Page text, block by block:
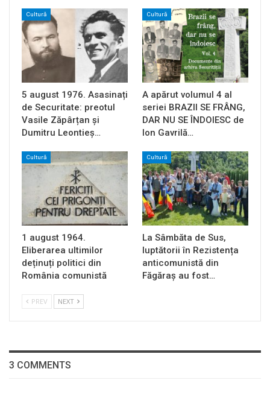
Cultură
5 august 1976. Asasinați
de Securitate: preotul
Vasile Zăpârțan și
Dumitru Leontieș…
Cultură
A apărut volumul 4 al
seriei BRAZII SE FRÂNG,
DAR NU SE ÎNDOIESC de
Ion Gavrilă…
Cultură
1 august 1964.
Eliberarea ultimilor
deținuți politici din
România comunistă
Cultură
La Sâmbăta de Sus,
luptătorii în Rezistența
anticomunistă din
Făgăraș au fost…
PREV NEXT
3 COMMENTS